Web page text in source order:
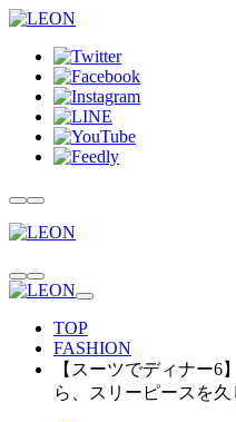
TOP
FASHION
【スーツでディナー6
ら、スリーピースを